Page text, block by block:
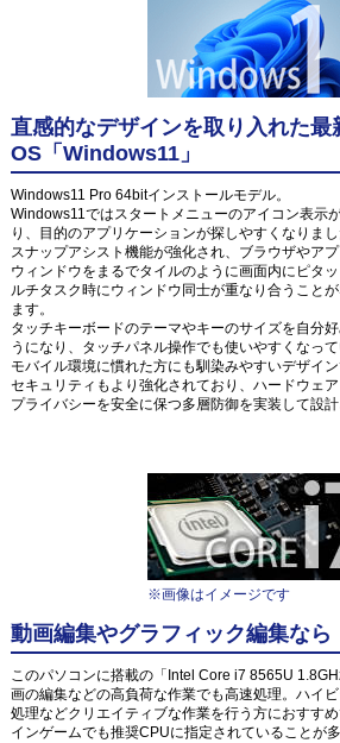
直感的なデザインを取り入れた最
OS「Windows11」
Windows11 Pro 64bitインストールモデル。
Windows11ではスタートメニューのアイコン表示
り、目的のアプリケーションが探しやすくなりまし
スナップアシスト機能が強化され、ブラウザやア
ウィンドウをまるでタイルのように画面内にピタ
ルチタスク時にウィンドウ同士が重なり合うこと
ます。
タッチキーボードのテーマやキーのサイズを自分
うになり、タッチパネル操作でも使いやすくなって
モバイル環境に慣れた方にも馴染みやすいデザイン
セキュリティもより強化されており、ハードウェア
プライバシーを安全に保つ多層防御を実装して設計
※画像はイメージです
動画編集やグラフィック編集なら
このパソコンに搭載の「Intel Core i7 8565U
画の編集などの高負荷な作業でも高速処理。ハイ
処理などクリエイティブな作業を行う方におすす
インゲームでも推奨CPUに指定されていることが多